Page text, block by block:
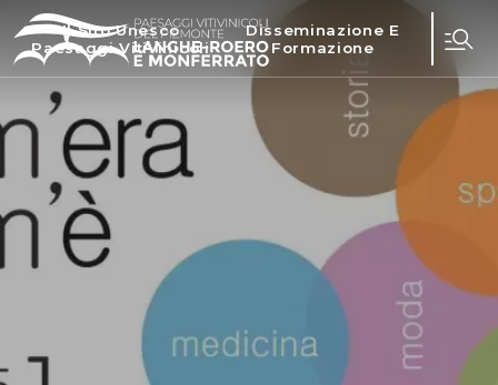
Il Sito Unesco
Paesaggi Vitivinicoli
Disseminazione E
Formazione